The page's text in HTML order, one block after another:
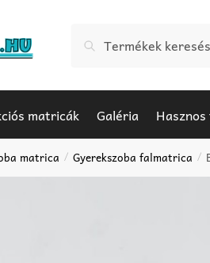
matricák Galéria
matrica / Gyerekszoba falmatrica /